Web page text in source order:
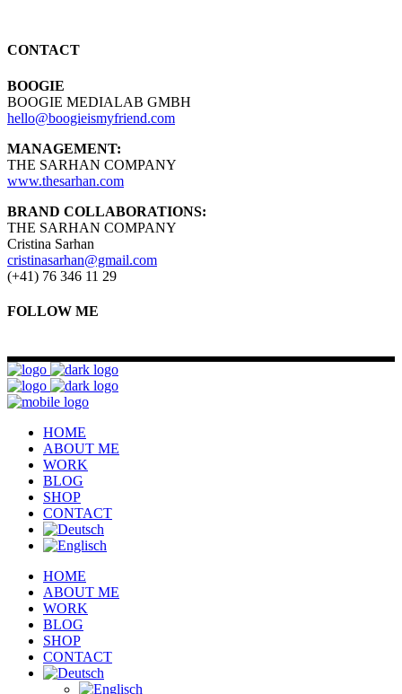
CONTACT
BOOGIE
BOOGIE MEDIALAB GMBH
hello@boogieismyfriend.com
MANAGEMENT:
THE SARHAN COMPANY
www.thesarhan.com
BRAND COLLABORATIONS:
THE SARHAN COMPANY
Cristina Sarhan
cristinasarhan@gmail.com
(+41) 76 346 11 29
FOLLOW ME
HOME
ABOUT ME
WORK
BLOG
SHOP
CONTACT
HOME
ABOUT ME
WORK
BLOG
SHOP
CONTACT